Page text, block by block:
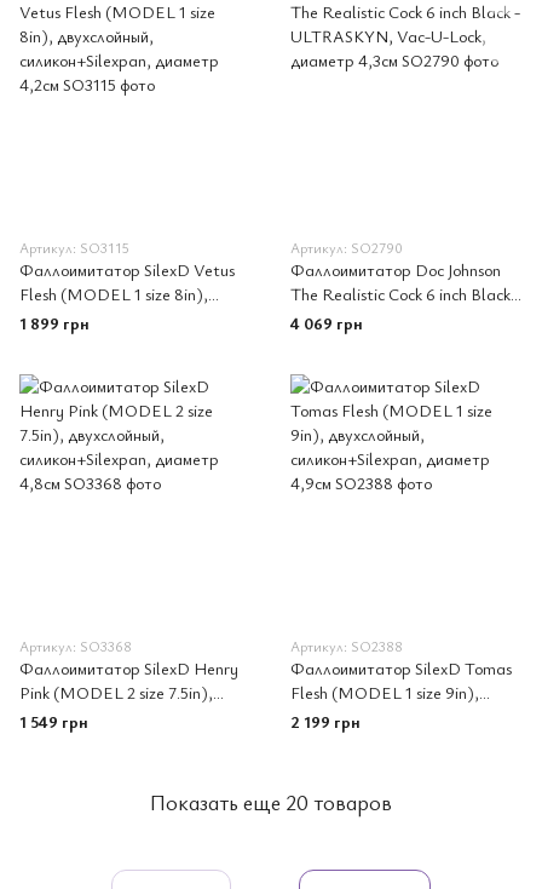
Артикул: SO3115
Фаллоимитатор SilexD Vetus
Flesh (MODEL 1 size 8in),
двухслойный, силикон+Silexpan,
диаметр 4,2см
1 899 грн
Артикул: SO2790
Фаллоимитатор Doc Johnson
The Realistic Cock 6 inch Black -
ULTRASKYN, Vac-U-Lock,
диаметр 4,3см
4 069 грн
Артикул: SO3368
Фаллоимитатор SilexD Henry
Pink (MODEL 2 size 7.5in),
двухслойный, силикон+Silexpan,
диаметр 4,8см
1 549 грн
Артикул: SO2388
Фаллоимитатор SilexD Tomas
Flesh (MODEL 1 size 9in),
двухслойный, силикон+Silexpan,
диаметр 4,9см
2 199 грн
Показать еще 20 товаров